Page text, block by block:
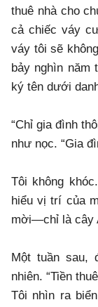
thuê nhà cho
cả chiếc váy
váy tôi sẽ
bảy nghìn năm
ký tên dưới
​“Chỉ gia đình
như nọc. “Gia
​Tôi không
hiểu vị trí của
mời—chỉ là cây
​Một tuần sau,
nhiên. “Tiền
​Tôi nhìn ra